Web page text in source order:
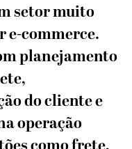
setor muito
e-commerce.
planejamento
do cliente e
operação